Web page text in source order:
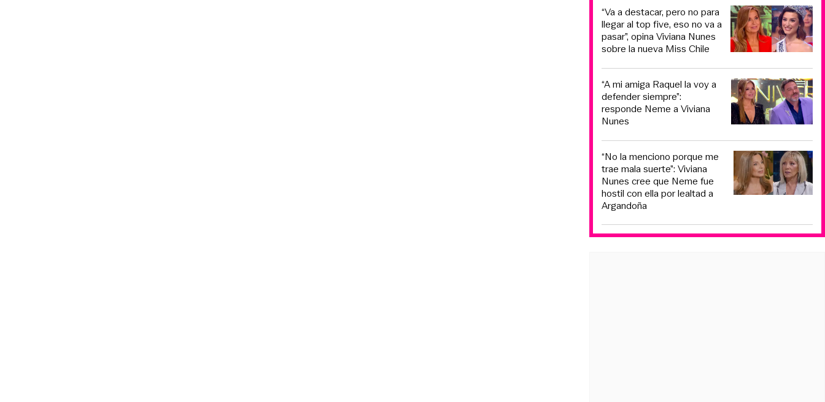
“Va a destacar, pero no para
llegar al top five, eso no va a
pasar”, opina Viviana Nunes
sobre la nueva Miss Chile
“A mi amiga Raquel la voy a
defender siempre”:
responde Neme a Viviana
Nunes
“No la menciono porque me
trae mala suerte”: Viviana
Nunes cree que Neme fue
hostil con ella por lealtad a
Argandoña